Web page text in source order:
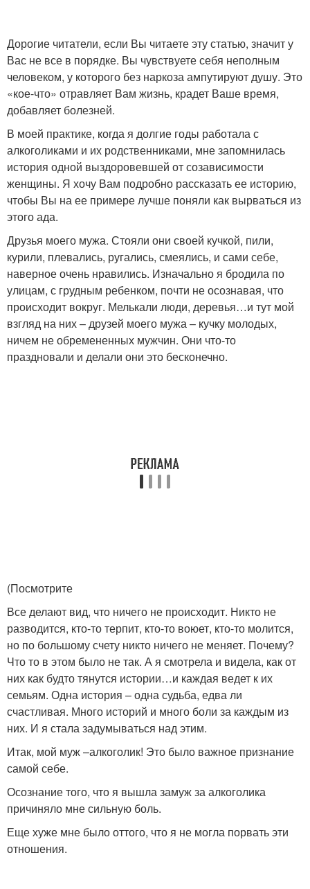
Дорогие читатели, если Вы читаете эту статью, значит у
Вас не все в порядке. Вы чувствуете себя неполным
человеком, у которого без наркоза ампутируют душу. Это
«кое-что» отравляет Вам жизнь, крадет Ваше время,
добавляет болезней.
В моей практике, когда я долгие годы работала с
алкоголиками и их родственниками, мне запомнилась
история одной выздоровевшей от созависимости
женщины. Я хочу Вам подробно рассказать ее историю,
чтобы Вы на ее примере лучше поняли как вырваться из
этого ада.
Друзья моего мужа. Стояли они своей кучкой, пили,
курили, плевались, ругались, смеялись, и сами себе,
наверное очень нравились. Изначально я бродила по
улицам, с грудным ребенком, почти не осознавая, что
происходит вокруг. Мелькали люди, деревья…и тут мой
взгляд на них – друзей моего мужа – кучку молодых,
ничем не обремененных мужчин. Они что-то
праздновали и делали они это бесконечно.
(Посмотрите
Все делают вид, что ничего не происходит. Никто не
разводится, кто-то терпит, кто-то воюет, кто-то молится,
но по большому счету никто ничего не меняет. Почему?
Что то в этом было не так. А я смотрела и видела, как от
них как будто тянутся истории…и каждая ведет к их
семьям. Одна история – одна судьба, едва ли
счастливая. Много историй и много боли за каждым из
них. И я стала задумываться над этим.
Итак, мой муж –алкоголик! Это было важное признание
самой себе.
Осознание того, что я вышла замуж за алкоголика
причиняло мне сильную боль.
Еще хуже мне было оттого, что я не могла порвать эти
отношения.